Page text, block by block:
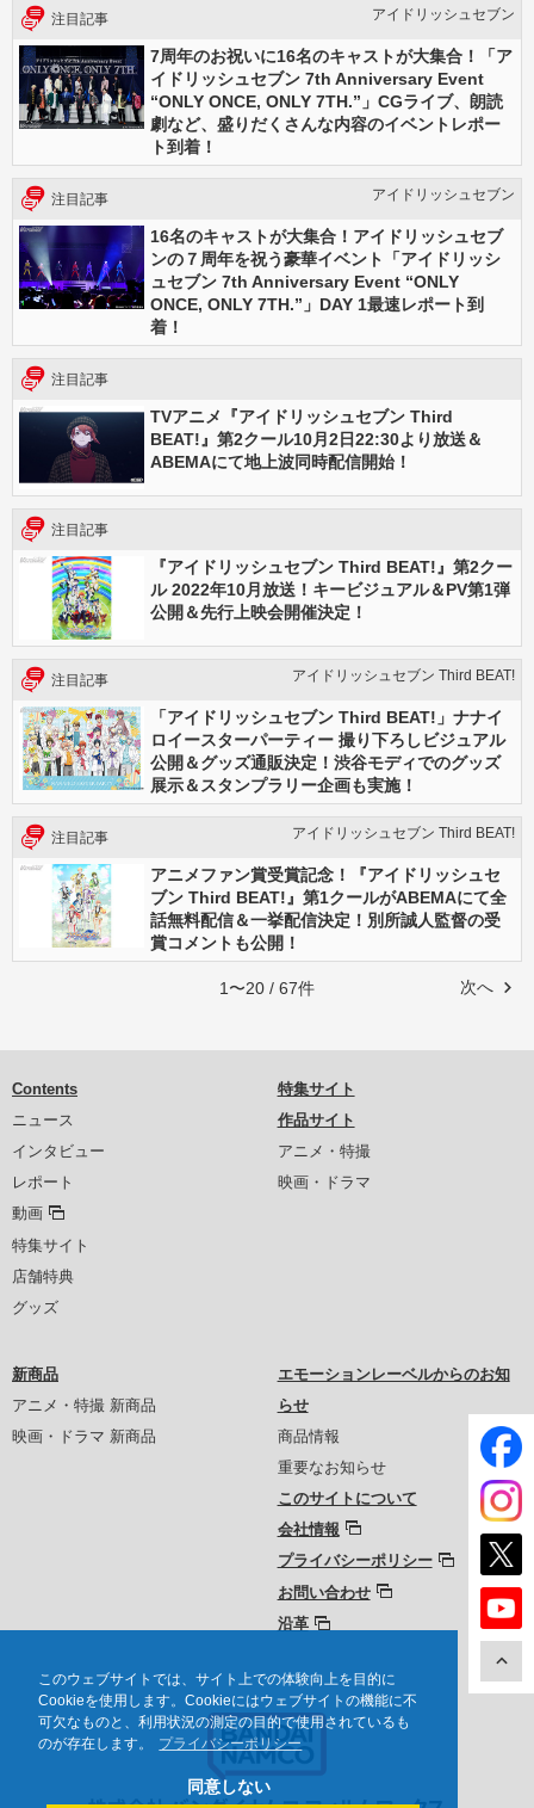
このウェブサイトでは、サイト上での体験向上を目的に
Cookieを使用します。Cookieにはウェブサイトの機能に不
可欠なものと、利用状況の測定の目的で使用されているも
のが存在します。
プライバシーポリシー
同意しない
注目記事 アイドリッシュセブン
7周年のお祝いに16名のキャストが大集合！「ア
イドリッシュセブン 7th Anniversary Event
“ONLY ONCE, ONLY 7TH.”」CGライブ、朗読
劇など、盛りだくさんな内容のイベントレポー
ト到着！
注目記事 アイドリッシュセブン
16名のキャストが大集合！アイドリッシュセブ
ンの７周年を祝う豪華イベント「アイドリッシ
ュセブン 7th Anniversary Event “ONLY
ONCE, ONLY 7TH.”」DAY 1最速レポート到
着！
注目記事
TVアニメ『アイドリッシュセブン Third
BEAT!』第2クール10月2日22:30より放送＆
ABEMAにて地上波同時配信開始！
注目記事
『アイドリッシュセブン Third BEAT!』第2クー
ル 2022年10月放送！キービジュアル＆PV第1弾
公開＆先行上映会開催決定！
注目記事 アイドリッシュセブン Third BEAT!
「アイドリッシュセブン Third BEAT!」ナナイ
ロイースターパーティー 撮り下ろしビジュアル
公開＆グッズ通販決定！渋谷モディでのグッズ
展示＆スタンプラリー企画も実施！
注目記事 アイドリッシュセブン Third BEAT!
アニメファン賞受賞記念！『アイドリッシュセ
ブン Third BEAT!』第1クールがABEMAにて全
話無料配信＆一挙配信決定！別所誠人監督の受
賞コメントも公開！
次へ
1〜20 / 67件
Contents
ニュース
インタビュー
レポート
動画
特集サイト
店舗特典
グッズ
特集サイト
作品サイト
アニメ・特撮
映画・ドラマ
新商品
アニメ・特撮 新商品
映画・ドラマ 新商品
エモーションレーベルからのお知
らせ
商品情報
重要なお知らせ
このサイトについて
会社情報
プライバシーポリシー
お問い合わせ
沿革